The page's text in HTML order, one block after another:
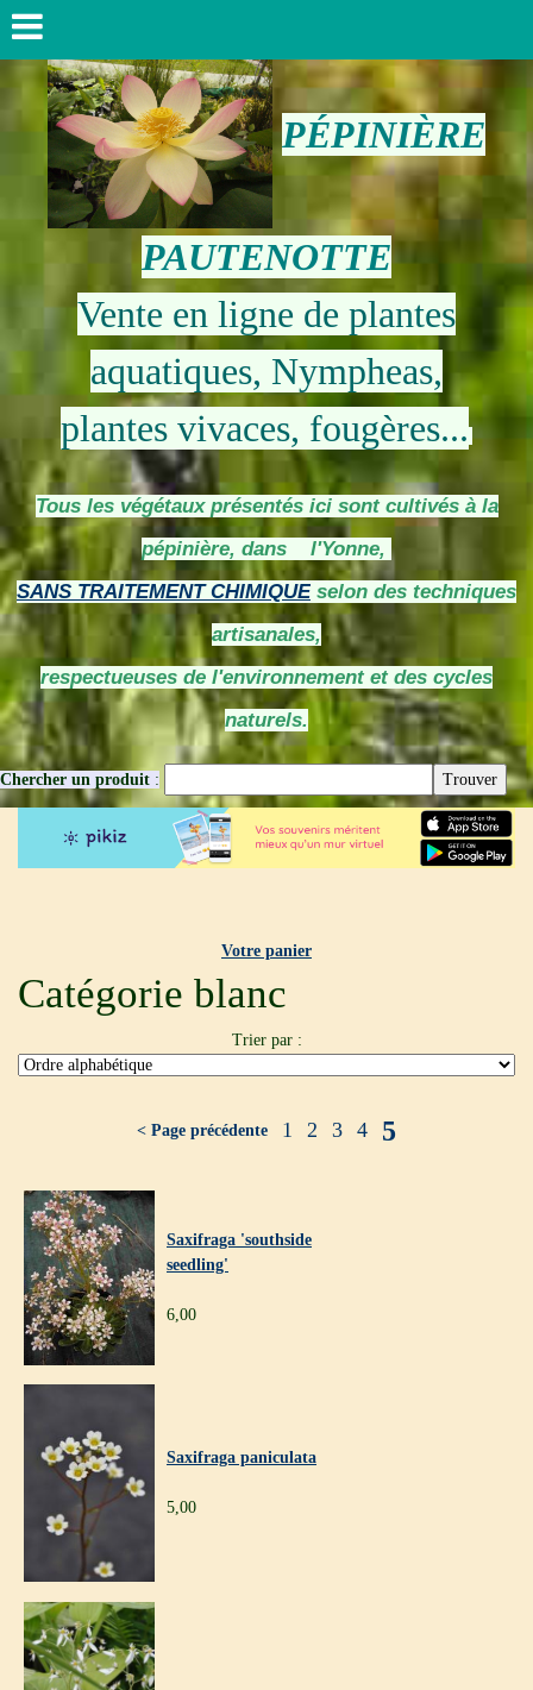
PÉPINIÈRE
PAUTENOTTE
Vente en ligne de plantes
aquatiques, Nympheas,
plantes vivaces, fougères...
Tous les végétaux présentés ici sont cultivés à la
pépinière, dans l'Yonne,
SANS TRAITEMENT CHIMIQUE selon des techniques
artisanales,
respectueuses de l'environnement et des cycles
naturels.
Chercher un produit :
Votre panier
Catégorie blanc
Trier par :
< Page précédente 1 2 3 4 5
Saxifraga 'southside
seedling'
6,00
Saxifraga paniculata
5,00